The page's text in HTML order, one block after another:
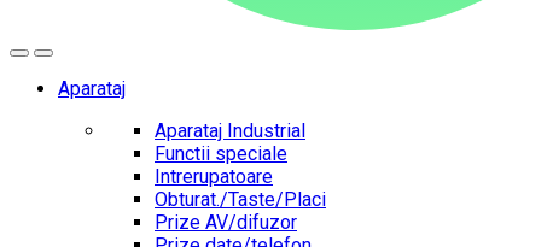
Aparataj
Aparataj Industrial
Functii speciale
Intrerupatoare
Obturat./Taste/Placi
Prize AV/difuzor